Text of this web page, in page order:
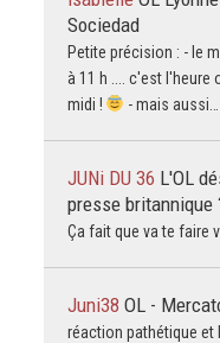
Sociedad
Petite précision : - le
à 11 h .... c'est l'heure
midi !
- mais aussi…
JUNi DU 36 L'OL
presse britannique
Ça fait que va te faire
Juni38 OL -
réaction pathétique et